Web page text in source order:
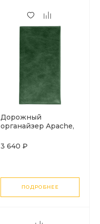
Дорожный
органайзер Apache,
3 640 ₽
ПОДРОБНЕЕ